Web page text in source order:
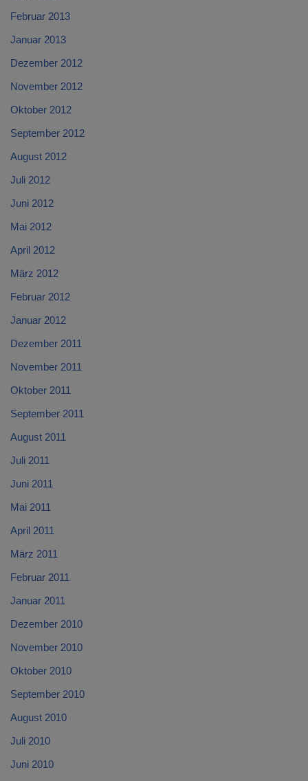
Februar 2013
Januar 2013
Dezember 2012
November 2012
Oktober 2012
September 2012
August 2012
Juli 2012
Juni 2012
Mai 2012
April 2012
März 2012
Februar 2012
Januar 2012
Dezember 2011
November 2011
Oktober 2011
September 2011
August 2011
Juli 2011
Juni 2011
Mai 2011
April 2011
März 2011
Februar 2011
Januar 2011
Dezember 2010
November 2010
Oktober 2010
September 2010
August 2010
Juli 2010
Juni 2010